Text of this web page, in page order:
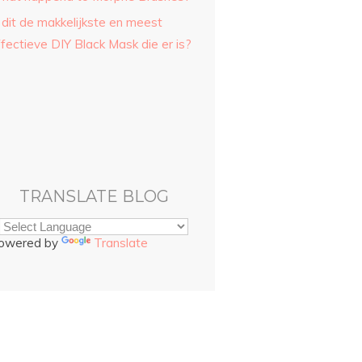
dit de makkelijkste en meest
DIY Black Mask die er is?
TRANSLATE BLOG
by Translate